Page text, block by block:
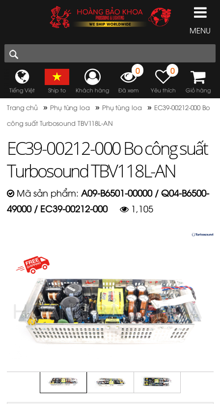
MENU
Tiếng Việt Ship to Khách hàng
0
Đã xem
0
Yêu thích Giỏ hàng
Trang chủ » Phụ tùng loa » Phụ tùng loa » EC39-00212-000 Bo
công suất Turbosound TBV118L-AN
EC39-00212-000 Bo công suất
Turbosound TBV118L-AN
Mã sản phẩm: A09-B6501-00000 / Q04-B6500-
49000 / EC39-00212-000
1,105